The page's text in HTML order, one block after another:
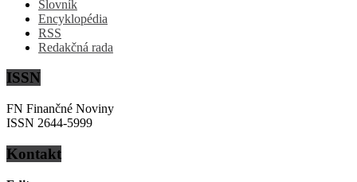
Slovník
Encyklopédia
RSS
Redakčná rada
ISSN
FN Finančné Noviny
ISSN 2644-5999
Kontakt